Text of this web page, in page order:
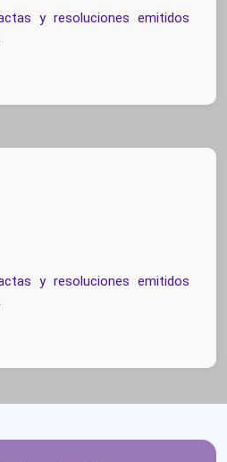
y resoluciones emitidos
y resoluciones emitidos